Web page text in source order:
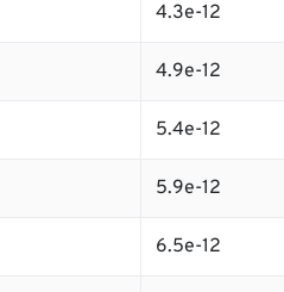
4.3e-12
4.9e-12
5.4e-12
5.9e-12
6.5e-12